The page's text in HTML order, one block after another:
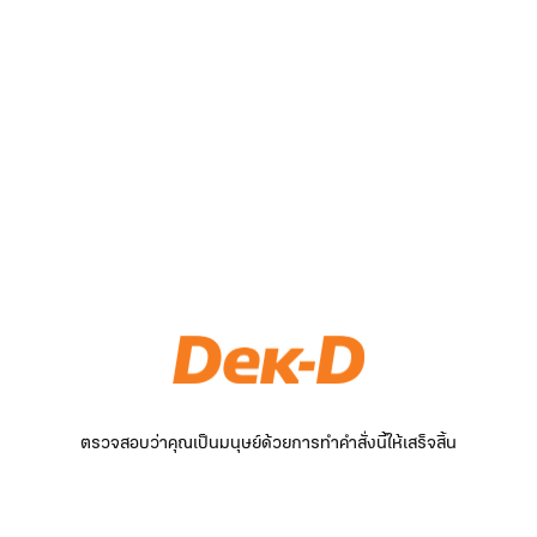
ตรวจสอบว่าคุณเป็นมนุษย์ด้วยการทำคำสั่งนี้ให้เสร็จสิ้น